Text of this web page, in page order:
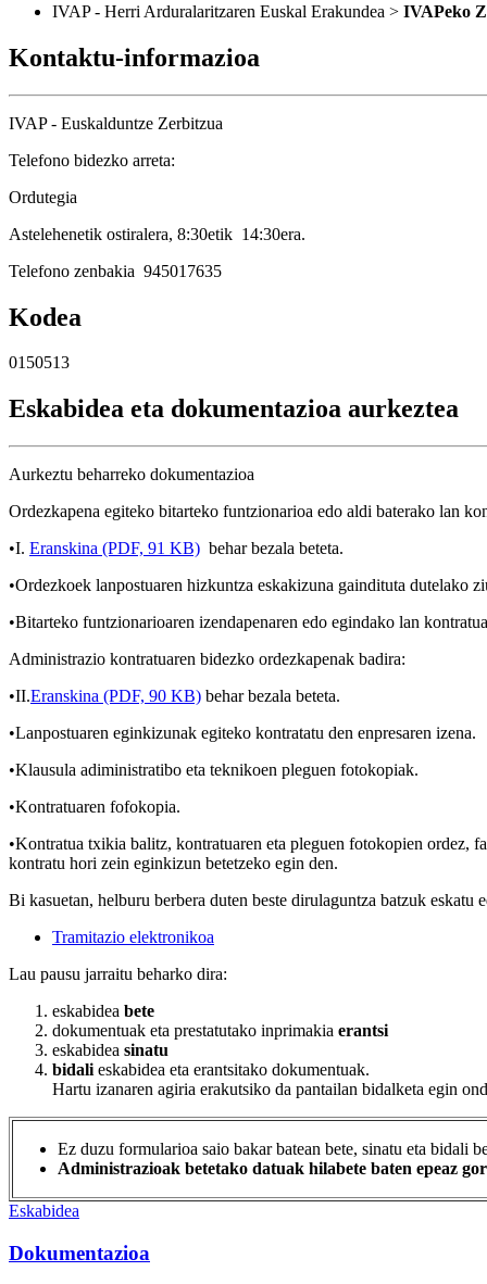
IVAP - Herri Arduralaritzaren Euskal Erakundea > IVAPeko
Kontaktu-informazioa
IVAP - Euskalduntze Zerbitzua
Telefono bidezko arreta:
Ordutegia
Astelehenetik ostiralera, 8:30etik 14:30era.
Telefono zenbakia 945017635
Kodea
0150513
Eskabidea eta dokumentazioa aurkeztea
Aurkeztu beharreko dokumentazioa
Ordezkapena egiteko bitarteko funtzionarioa edo aldi baterako lan
•I. Eranskina (PDF, 91 KB) behar bezala beteta.
•Ordezkoek lanpostuaren hizkuntza eskakizuna gaindituta dutelako
•Bitarteko funtzionarioaren izendapenaren edo egindako lan
Administrazio kontratuaren bidezko ordezkapenak badira:
•II.Eranskina (PDF, 90 KB) behar bezala beteta.
•Lanpostuaren eginkizunak egiteko kontratatu den enpresaren izena.
•Klausula adiministratibo eta teknikoen pleguen fotokopiak.
•Kontratuaren fofokopia.
•Kontratua txikia balitz, kontratuaren eta pleguen fotokopien ordez,
kontratu hori zein eginkizun betetzeko egin den.
Bi kasuetan, helburu berbera duten beste dirulaguntza batzuk
Tramitazio elektronikoa
Lau pausu jarraitu beharko dira:
eskabidea bete
dokumentuak eta prestatutako inprimakia erantsi
eskabidea sinatu
bidali eskabidea eta erantsitako dokumentuak.
Hartu izanaren agiria erakutsiko da pantailan bidalketa egin
Ez duzu formularioa saio bakar batean bete, sinatu eta bidali
Administrazioak betetako datuak hilabete baten epeaz
Eskabidea
Dokumentazioa